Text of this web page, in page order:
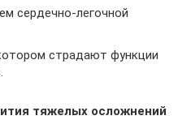
сердечно-легочной
страдают функции
тяжелых осложнений